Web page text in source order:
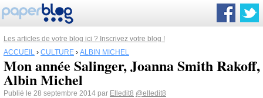
Les articles de votre blog ici ? Inscrivez votre blog !
ACCUEIL › CULTURE › ALBIN MICHEL
Mon année Salinger, Joanna Smith Rakoff,
Albin Michel
Publié le 28 septembre 2014 par Elledit8 @elledit8